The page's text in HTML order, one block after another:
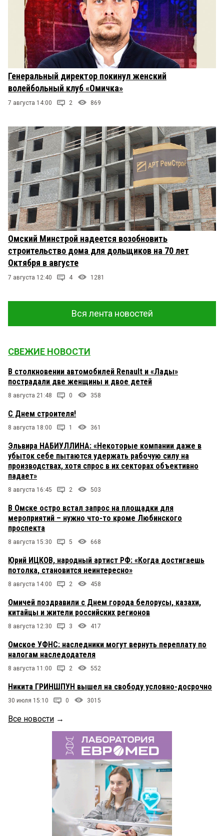
Генеральный директор покинул женский
волейбольный клуб «Омичка»
7 августа 14:00 2 869
Омский Минстрой надеется возобновить
строительство дома для дольщиков на 70 лет
Октября в августе
7 августа 12:40 4 1281
Вся лента новостей
СВЕЖИЕ НОВОСТИ
В столкновении автомобилей Renault и «Лады»
пострадали две женщины и двое детей
8 августа 21:48 0 358
С Днем строителя!
8 августа 18:00 1 361
Эльвира НАБИУЛЛИНА: «Некоторые компании даже в
убыток себе пытаются удержать рабочую силу на
производствах, хотя спрос в их секторах объективно
падает»
8 августа 16:45 2 503
В Омске остро встал запрос на площадки для
мероприятий – нужно что-то кроме Любинского
проспекта
8 августа 15:30 5 668
Юрий ИЦКОВ, народный артист РФ: «Когда достигаешь
потолка, становится неинтересно»
8 августа 14:00 2 458
Омичей поздравили с Днем города белорусы, казахи,
китайцы и жители российских регионов
8 августа 12:30 3 417
Омское УФНС: наследники могут вернуть переплату по
налогам наследодателя
8 августа 11:00 2 552
Никита ГРИНШПУН вышел на свободу условно-досрочно
30 июля 15:10 0 3015
Все новости →